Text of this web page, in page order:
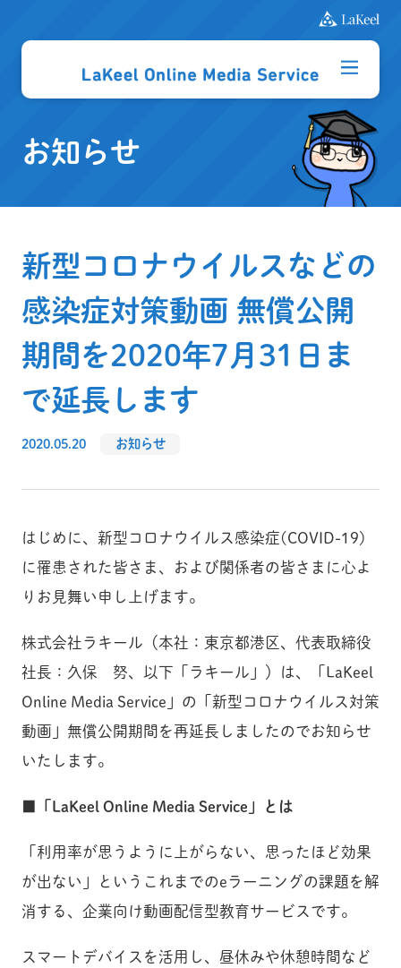
お知らせ
新型コロナウイルスなどの
感染症対策動画 無償公開
期間を2020年7月31日ま
で延長します
2020.05.20 お知らせ
はじめに、新型コロナウイルス感染症(COVID-19)
に罹患された皆さま、および関係者の皆さまに心よ
りお見舞い申し上げます。
株式会社ラキール（本社：東京都港区、代表取締役
社長：久保 努、以下「ラキール」）は、「LaKeel
Online Media Service」の「新型コロナウイルス対策
動画」無償公開期間を再延長しましたのでお知らせ
いたします。
■「LaKeel Online Media Service」とは
「利用率が思うように上がらない、思ったほど効果
が出ない」というこれまでのeラーニングの課題を解
消する、企業向け動画配信型教育サービスです。
スマートデバイスを活用し、昼休みや休憩時間など